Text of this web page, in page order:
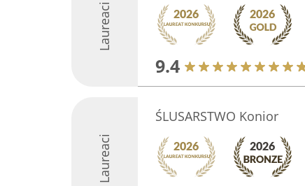
Laureaci
9.4
Laureaci
ŚLUSARSTWO Konior